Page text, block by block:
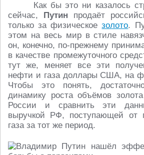
Как бы это ни казалось
сейчас, Путин продаёт
только за физическоезолото.
этом на весь мир в стиле
он, конечно, по-прежнему
в качестве промежуточного
тут же, меняет все эти
нефти и газа доллары США, на
Чтобы это понять,
динамику роста объёмов
России и сравнить эти
выручкой РФ, поступающей от
газа за тот же период.